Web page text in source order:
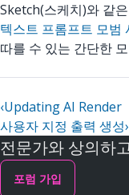
Sketch(스케치)와 같
텍스트 프롬프트 모범
따를 수 있는 간단한
‹Updating AI Render
사용자 지정 출력 생성›
전문가와 상의하
포럼 가입